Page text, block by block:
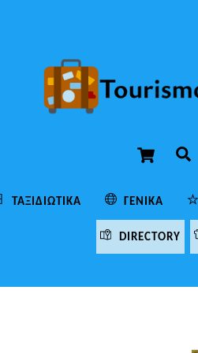
Cart
ΤΑΞΙΔΙΩΤΙΚΆ ΓΕΝΙΚΆ
DIRECTORY